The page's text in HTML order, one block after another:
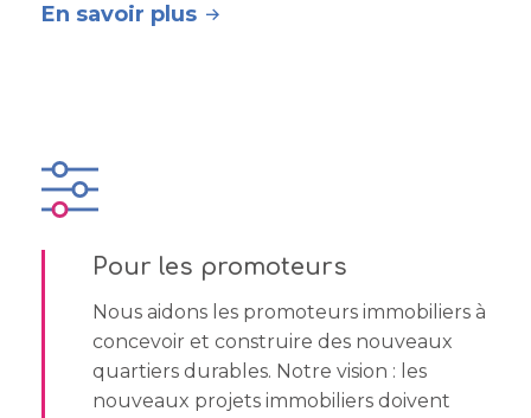
En savoir plus
Pour les promoteurs
Nous aidons les promoteurs immobiliers à
concevoir et construire des nouveaux
quartiers durables. Notre vision : les
nouveaux projets immobiliers doivent